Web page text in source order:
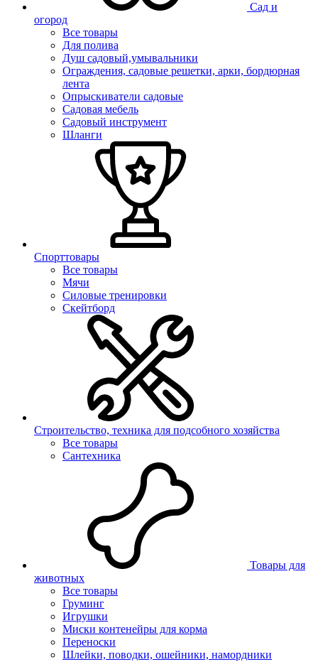
Сад и
огород
Все товары
Для полива
Душ садовый,умывальники
Ограждения, садовые решетки, арки, бордюрная
лента
Опрыскиватели садовые
Садовая мебель
Садовый инструмент
Шланги
Спорттовары
Все товары
Мячи
Силовые тренировки
Скейтборд
Строительство, техника для подсобного хозяйства
Все товары
Сантехника
Товары для
животных
Все товары
Груминг
Игрушки
Миски контенейры для корма
Переноски
Шлейки, поводки, ошейники, намордники